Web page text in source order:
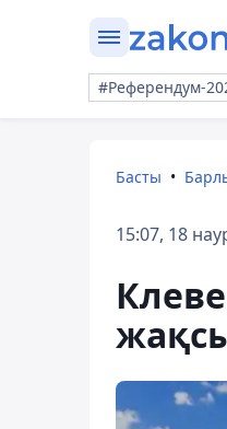
#Референдум-
Басты
15:07, 18